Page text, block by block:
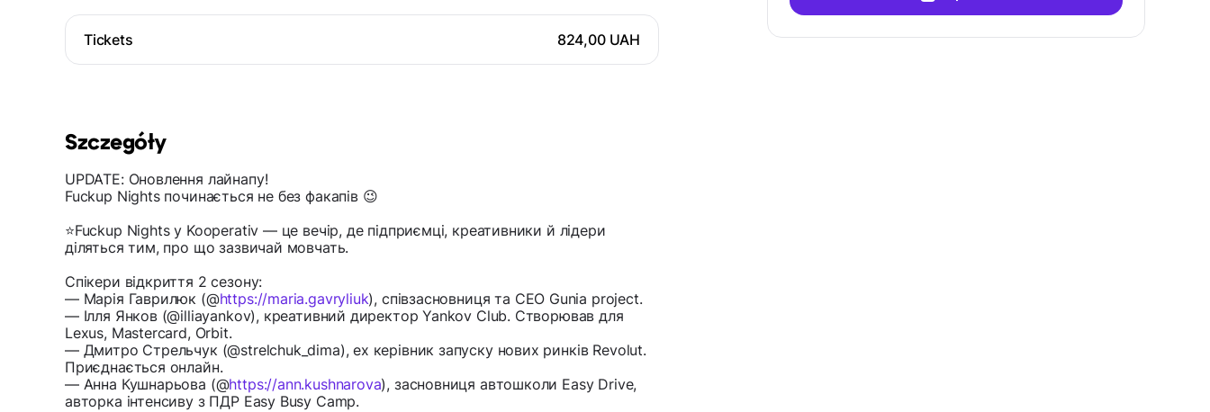
Tickets 824,00 UAH
Szczegóły
UPDATE: Оновлення лайнапу!
Fuckup Nights починається не без факапів 😉
⭐️Fuckup Nights у Kooperativ — це вечір, де підприємці, креативники й лідери
діляться тим, про що зазвичай мовчать.
Спікери відкриття 2 сезону:
— Марія Гаврилюк (@https://maria.gavryliuk), співзасновниця та CEO Gunia project.
— Ілля Янков (@illiayankov), креативний директор Yankov Club. Створював для
Lexus, Mastercard, Orbit.
— Дмитро Стрельчук (@strelchuk_dima), ex керівник запуску нових ринків Revolut.
Приєднається онлайн.
— Анна Кушнарьова (@https://ann.kushnarova), засновниця автошколи Easy Drive,
авторка інтенсиву з ПДР Easy Busy Camp.